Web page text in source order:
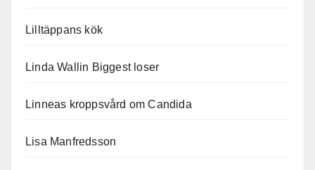
Lilltäppans kök
Linda Wallin Biggest loser
Linneas kroppsvård om Candida
Lisa Manfredsson